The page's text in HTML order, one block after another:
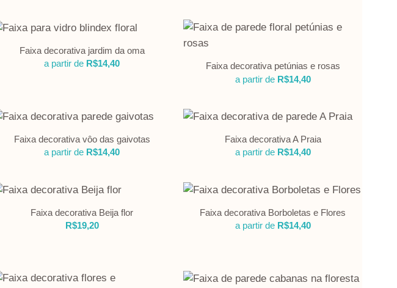
Faixa decorativa jardim da oma
a partir de R$14,40
Faixa decorativa petúnias e rosas
a partir de R$14,40
Faixa decorativa vôo das gaivotas
a partir de R$14,40
Faixa decorativa A Praia
a partir de R$14,40
Faixa decorativa Beija flor
R$19,20
Faixa decorativa Borboletas e Flores
a partir de R$14,40